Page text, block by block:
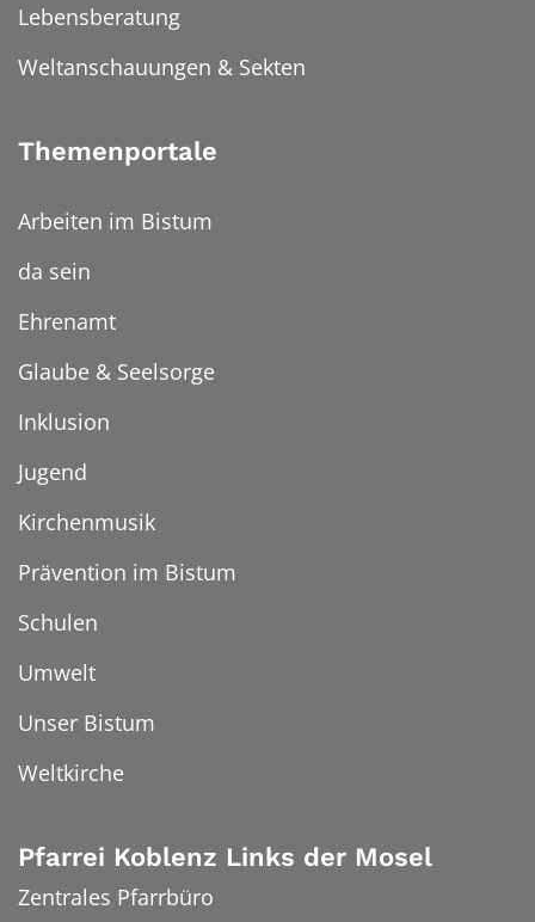
Lebensberatung
Weltanschauungen & Sekten
Themenportale
Arbeiten im Bistum
da sein
Ehrenamt
Glaube & Seelsorge
Inklusion
Jugend
Kirchenmusik
Prävention im Bistum
Schulen
Umwelt
Unser Bistum
Weltkirche
Pfarrei Koblenz Links der Mosel
Zentrales Pfarrbüro